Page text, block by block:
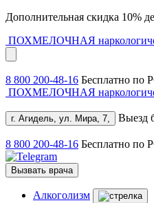
Дополнительная скидка 10%
ПОХМЕЛОЧНАЯ
8 800 200-48-16 Бесплатно по
ПОХМЕЛОЧНАЯ
г. Агидель, ул. Мира, 7, Выезд
8 800 200-48-16 Бесплатно по
Вызвать врача
Алкоголизм